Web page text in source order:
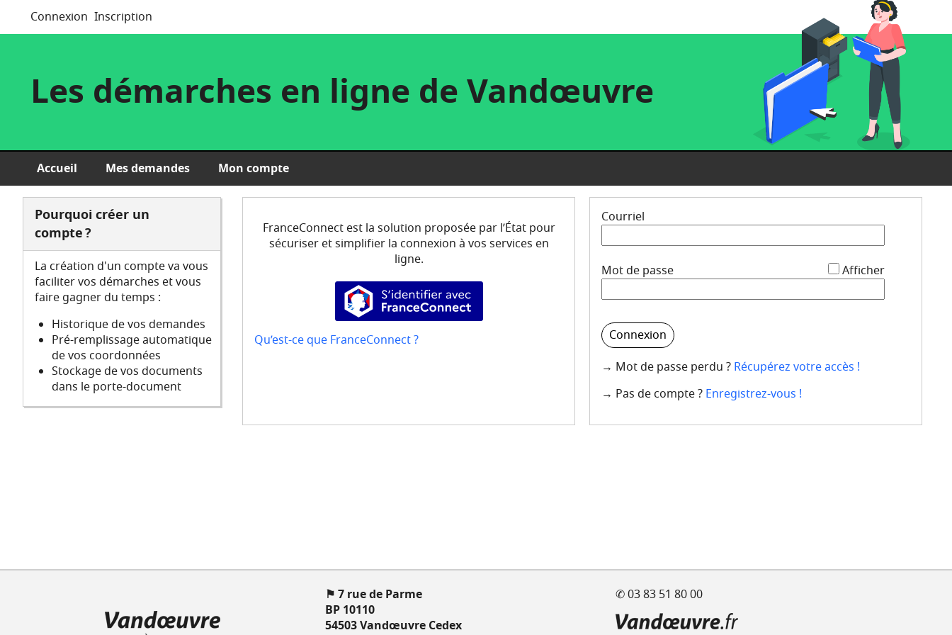
Les démarches en ligne de Vandœuvre
Connexion Inscription
Accueil Mes demandes Mon compte
Pourquoi créer un
compte ?
La création d'un compte va vous
faciliter vos démarches et vous
faire gagner du temps :
Historique de vos demandes
Pré-remplissage automatique
de vos coordonnées
Stockage de vos documents
dans le porte-document
FranceConnect est la solution proposée par l’État pour
sécuriser et simplifier la connexion à vos services en
ligne.
S’identifier avec FranceConnect
Qu’est-ce que FranceConnect ?
Courriel
*
Mot de passe Afficher
Connexion
→ Mot de passe perdu ? Récupérez votre accès !
→ Pas de compte ? Enregistrez-vous !
⚑ 7 rue de Parme
BP 10110
54503 Vandœuvre Cedex
✆ 03 83 51 80 00